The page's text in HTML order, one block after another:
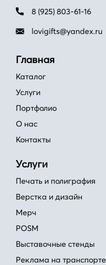
8 (925) 803-61-16
lovigifts@yandex.ru
Главная
Каталог
Услуги
Портфолио
О нас
Контакты
Услуги
Печать и полиграфия
Верстка и дизайн
Мерч
POSM
Выставочные стенды
Реклама на транспорте